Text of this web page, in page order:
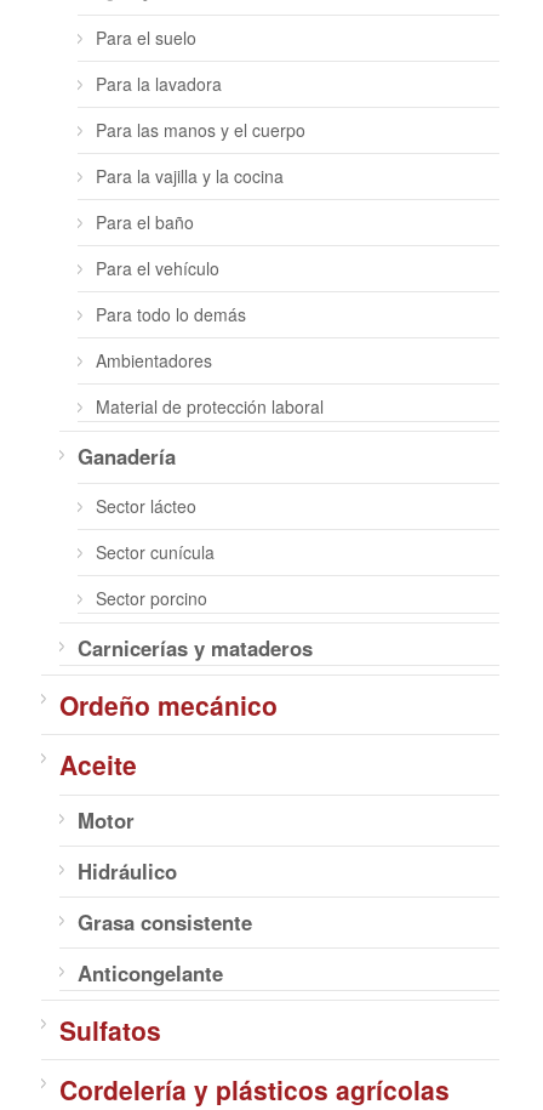
Para el suelo
Para la lavadora
Para las manos y el cuerpo
Para la vajilla y la cocina
Para el baño
Para el vehículo
Para todo lo demás
Ambientadores
Material de protección laboral
Ganadería
Sector lácteo
Sector cunícula
Sector porcino
Carnicerías y mataderos
Ordeño mecánico
Aceite
Motor
Hidráulico
Grasa consistente
Anticongelante
Sulfatos
Cordelería y plásticos agrícolas